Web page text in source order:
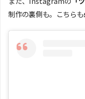
制作の裏側も。こちらも